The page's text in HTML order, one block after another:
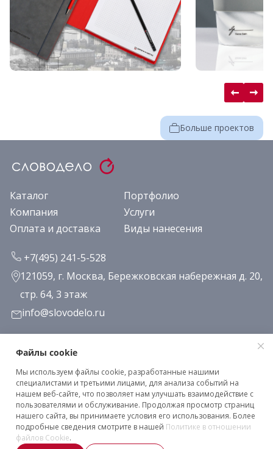
Больше проектов
Каталог
Портфолио
Компания
Услуги
Оплата и доставка
Виды нанесения
+7(495) 241-5-528
121059, г. Москва, Бережковская набережная д. 20,
стр. 64, 3 этаж
info@slovodelo.ru
Заказать звонок
Подписаться на рассылку
Клиентское соглашение
Политика конфиденциальности
Файлы cookie
Мы используем файлы cookie, разработанные нашими
специалистами и третьими лицами, для анализа событий на
нашем веб-сайте, что позволяет нам улучшать взаимодействие с
пользователями и обслуживание. Продолжая просмотр страниц
нашего сайта, вы принимаете условия его использования. Более
подробные сведения смотрите в нашей Политике в отношении
файлов Cookie.